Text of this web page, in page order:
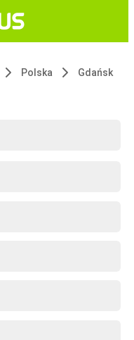
Polska Gdańsk